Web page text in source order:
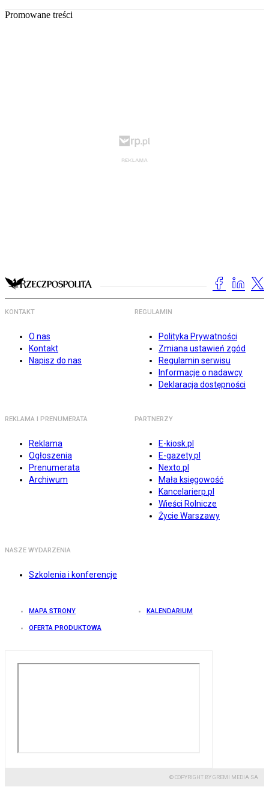
Promowane treści
KONTAKT
O nas
Kontakt
Napisz do nas
REGULAMIN
Polityka Prywatności
Zmiana ustawień zgód
Regulamin serwisu
Informacje o nadawcy
Deklaracja dostępności
REKLAMA I PRENUMERATA
Reklama
Ogłoszenia
Prenumerata
Archiwum
PARTNERZY
E-kiosk.pl
E-gazety.pl
Nexto.pl
Mała księgowość
Kancelarierp.pl
Wieści Rolnicze
Życie Warszawy
NASZE WYDARZENIA
Szkolenia i konferencje
MAPA STRONY KALENDARIUM
OFERTA PRODUKTOWA
© COPYRIGHT BY GREMI MEDIA SA